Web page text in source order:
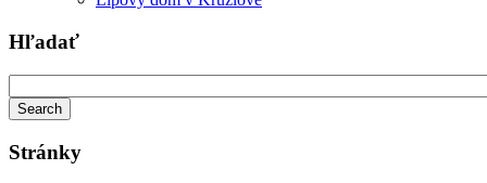
Hľadať
Stránky